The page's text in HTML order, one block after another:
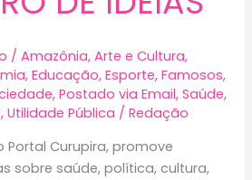
/Amazônia,Arte e Cultura,
,Educação,Esporte,Famosos,
,Postado via Email,Saúde,
,Utilidade Pública /Redação
Portal Curupira, promove
sobre saúde, política, cultura,